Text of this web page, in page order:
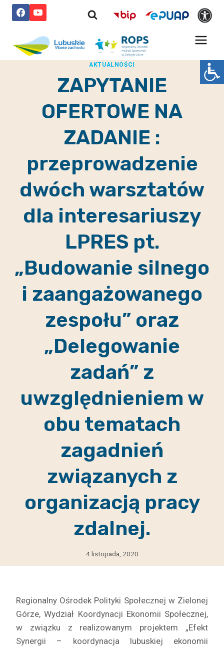
Przejdź
AKTUALNOŚCI
ZAPYTANIE
OFERTOWE NA
ZADANIE :
przeprowadzenie
dwóch warsztatów
dla interesariuszy
LPRES pt.
„Budowanie silnego
i zaangażowanego
zespołu” oraz
„Delegowanie
zadań” z
uwzględnieniem w
obu tematach
zagadnień
związanych z
organizacją pracy
zdalnej.
4 listopada, 2020
Regionalny Ośrodek Polityki Społecznej w Zielonej
Górze, Wydział Koordynacji Ekonomii Społecznej,
w związku z realizowanym projektem „Efekt
Synergii – koordynacja lubuskiej ekonomii